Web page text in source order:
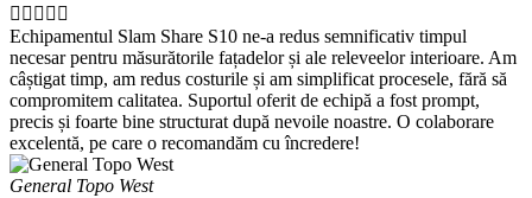
    
Echipamentul Slam Share S10 ne-a redus semnificativ timpul
necesar pentru măsurătorile fațadelor și ale releveelor interioare. Am
câștigat timp, am redus costurile și am simplificat procesele, fără să
compromitem calitatea. Suportul oferit de echipă a fost prompt,
precis și foarte bine structurat după nevoile noastre. O colaborare
excelentă, pe care o recomandăm cu încredere!
General Topo West